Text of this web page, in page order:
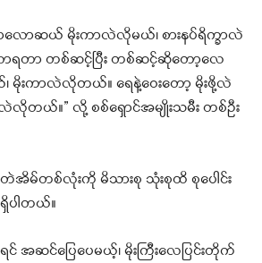
လောဆယ် မိုးကာလဲလိုမယ်၊ စားနပ်ရိက္ခာလဲ
လာရတာ တစ်ဆင့်ပြီး တစ်ဆင့်ဆိုတော့လေ
မိုးကာလဲလိုတယ်။ ရေနဲ့ဝေးတော့ မိုးဖို့လဲ
တယ်။” လို့ စစ်ရှောင်အမျိုးသမီး တစ်ဦး
တဲအိမ်တစ်လုံးကို မိသားစု သုံးစုထိ စုပေါင်း
ပါတယ်။
ာရင် အဆင်ပြေပေမယ့်၊ မိုးကြီးလေပြင်းတိုက်